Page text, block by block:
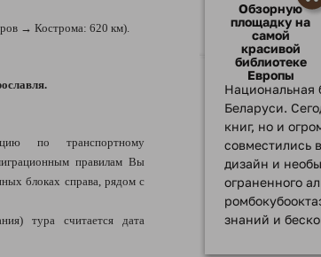
→ Кострома: 620 км).
по транспортному
правилам Вы
блоках справа, рядом с
тура считается дата
Обзорную
площадку на
самой
красивой
библиотеке
Европы
Национальная
Беларуси.
книг, но и
совместились
дизайн и
ограненного
знаний и